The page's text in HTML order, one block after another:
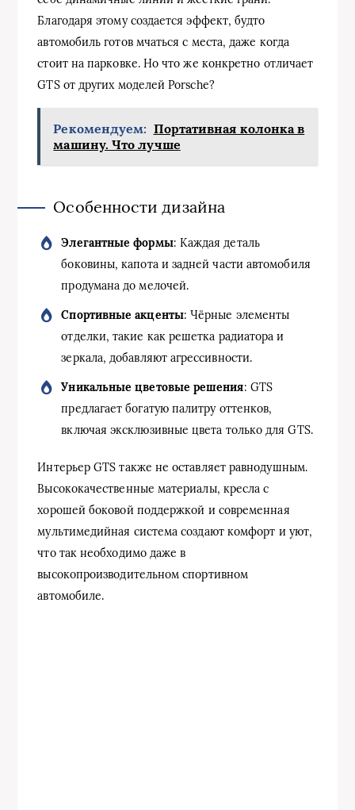
Благодаря этому создается эффект, будто
автомобиль готов мчаться с места, даже когда
стоит на парковке. Но что же конкретно отличает
GTS от других моделей Porsche?
Рекомендуем: Портативная колонка в
машину. Что лучше
Особенности дизайна
Элегантные формы: Каждая деталь
боковины, капота и задней части автомобиля
продумана до мелочей.
Спортивные акценты: Чёрные элементы
отделки, такие как решетка радиатора и
зеркала, добавляют агрессивности.
Уникальные цветовые решения: GTS
предлагает богатую палитру оттенков,
включая эксклюзивные цвета только для GTS.
Интерьер GTS также не оставляет равнодушным.
Высококачественные материалы, кресла с
хорошей боковой поддержкой и современная
мультимедийная система создают комфорт и уют,
что так необходимо даже в
высокопроизводительном спортивном
автомобиле.